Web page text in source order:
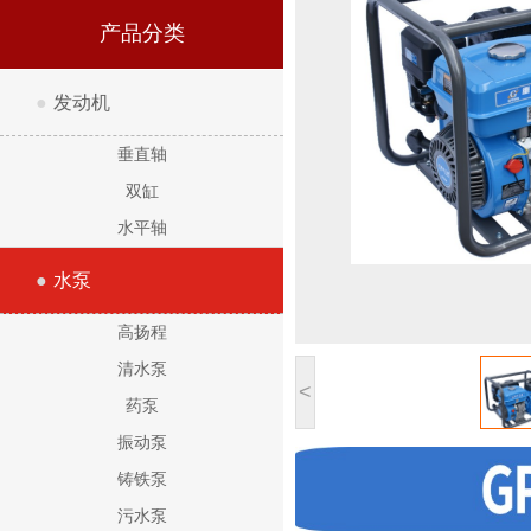
产品分类
● 发动机
垂直轴
双缸
水平轴
● 水泵
高扬程
清水泵
药泵
振动泵
铸铁泵
污水泵
<